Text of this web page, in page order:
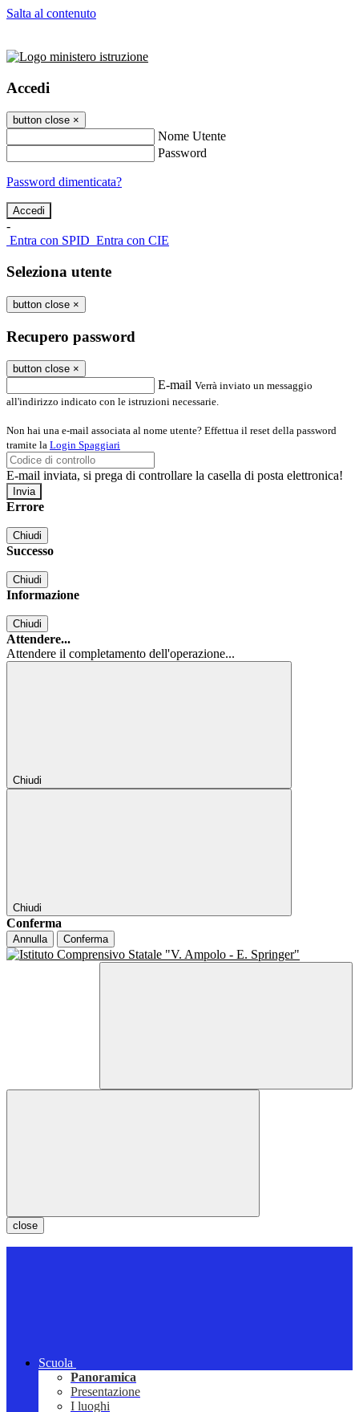
Salta al contenuto
Accedi
button close ×
Nome Utente
Password
Password dimenticata?
-
Entra con SPID Entra con CIE
Seleziona utente
button close ×
Recupero password
button close ×
E-mail Verrà inviato un messaggio
all'indirizzo indicato con le istruzioni necessarie.
Non hai una e-mail associata al nome utente? Effettua il reset della password
tramite la Login Spaggiari
E-mail inviata, si prega di controllare la casella di posta elettronica!
Errore
Chiudi
Successo
Chiudi
Informazione
Chiudi
Attendere...
Attendere il completamento dell'operazione...
Chiudi
Chiudi
Conferma
Annulla Conferma
close
Scuola
Panoramica
Presentazione
I luoghi